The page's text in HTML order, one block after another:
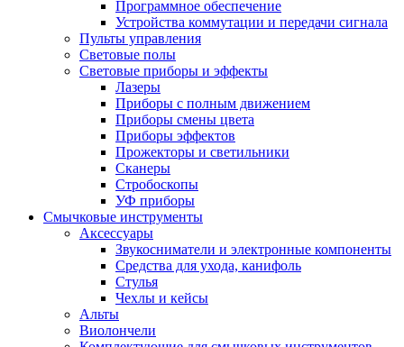
Программное обеспечение
Устройства коммутации и передачи сигнала
Пульты управления
Световые полы
Световые приборы и эффекты
Лазеры
Приборы с полным движением
Приборы смены цвета
Приборы эффектов
Прожекторы и светильники
Сканеры
Стробоскопы
УФ приборы
Смычковые инструменты
Аксессуары
Звукосниматели и электронные компоненты
Средства для ухода, канифоль
Стулья
Чехлы и кейсы
Альты
Виолончели